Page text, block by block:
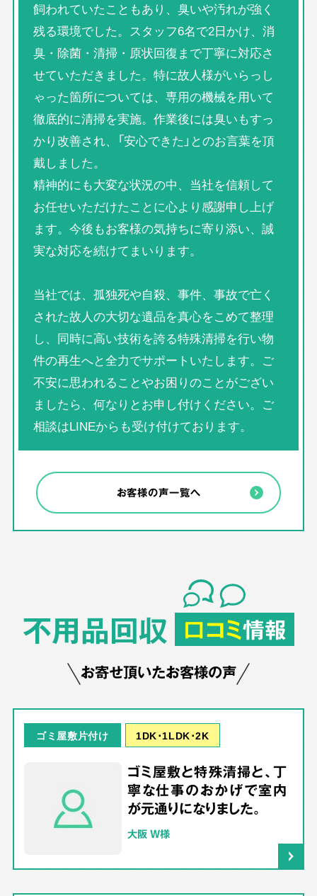
飼われていたこともあり、臭いや汚れが強く
残る環境でした。スタッフ6名で2日かけ、消
臭・除菌・清掃・原状回復まで丁寧に対応さ
せていただきました。特に故人様がいらっし
ゃった箇所については、専用の機械を用いて
徹底的に清掃を実施。作業後には臭いもすっ
かり改善され、「安心できた」とのお言葉を頂
戴しました。
精神的にも大変な状況の中、当社を信頼して
お任せいただけたことに心より感謝申し上げ
ます。今後もお客様の気持ちに寄り添い、誠
実な対応を続けてまいります。
当社では、孤独死や自殺、事件、事故で亡く
された故人の大切な遺品を真心をこめて整理
し、同時に高い技術を誇る特殊清掃を行い物
件の再生へと全力でサポートいたします。ご
不安に思われることやお困りのことがござい
ましたら、何なりとお申し付けください。ご
相談はLINEからも受け付けております。
お客様の声一覧へ
不用品回収 口コミ情報
お寄せ頂いたお客様の声
ゴミ屋敷片付け 1DK･1LDK･2K
ゴミ屋敷と特殊清掃と、丁
寧な仕事のおかげで室内
が元通りになりました。
大阪 W様